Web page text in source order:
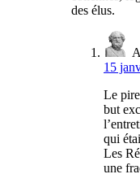
des élus.
15
Le
but
qui
Les
une